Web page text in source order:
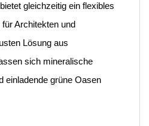
gleichzeitig ein flexibles
Architekten und
Lösung aus
sich mineralische
einladende grüne Oasen